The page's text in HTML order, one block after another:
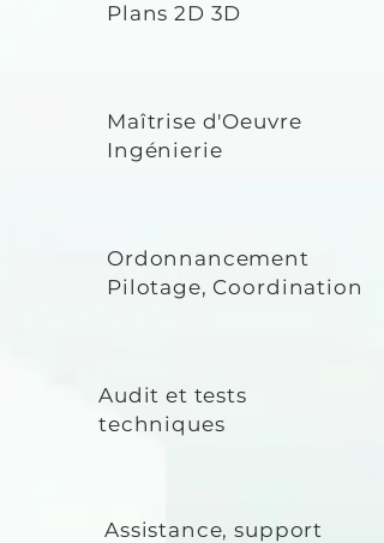
Plans 2D 3D
Maîtrise d'Oeuvre
Ingénierie
Ordonnancement
Pilotage, Coordination
Audit et tests
techniques
Assistance, support